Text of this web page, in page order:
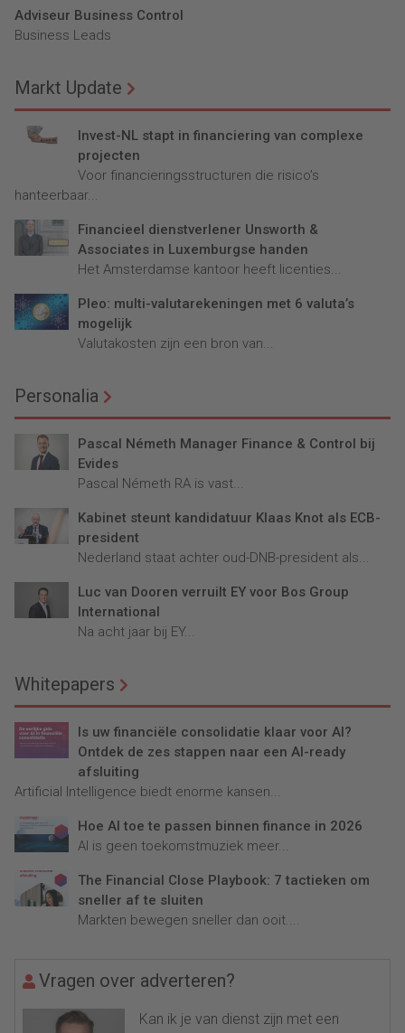
Adviseur Business Control
Business Leads
Markt Update
Invest-NL stapt in financiering van complexe
projecten
Voor financieringsstructuren die risico’s
hanteerbaar...
Financieel dienstverlener Unsworth &
Associates in Luxemburgse handen
Het Amsterdamse kantoor heeft licenties...
Pleo: multi-valutarekeningen met 6 valuta’s
mogelijk
Valutakosten zijn een bron van...
Personalia
Pascal Németh Manager Finance & Control bij
Evides
Pascal Németh RA is vast...
Kabinet steunt kandidatuur Klaas Knot als ECB-
president
Nederland staat achter oud-DNB-president als...
Luc van Dooren verruilt EY voor Bos Group
International
Na acht jaar bij EY...
Whitepapers
Is uw financiële consolidatie klaar voor AI?
Ontdek de zes stappen naar een AI-ready
afsluiting
Artificial Intelligence biedt enorme kansen...
Hoe AI toe te passen binnen finance in 2026
AI is geen toekomstmuziek meer...
The Financial Close Playbook: 7 tactieken om
sneller af te sluiten
Markten bewegen sneller dan ooit....
Vragen over adverteren?
Kan ik je van dienst zijn met een